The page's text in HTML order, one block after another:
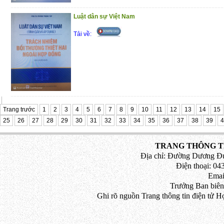
Luật dân sự Việt Nam
Tải về:
Trang trước 1 2 3 4 5 6 7 8 9 10 11 12 13 14
15
25
26 27 28 29 30 31 32 33 34 35 36 37 38 39
TRANG THÔNG
Địa chỉ: Đường Dương
Điện thoại:
Trưởng Ban
Ghi rõ nguồn Trang thông tin điện tử